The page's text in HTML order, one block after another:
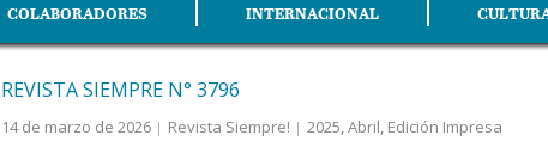
COLABORADORES INTERNACIONAL
REVISTA SIEMPRE N° 3796
14 de marzo de 2026 Revista Siempre! 2025,Abril, Edición Impresa